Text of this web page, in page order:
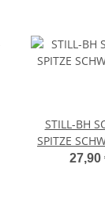
STILL-BH
SPITZE
27,90